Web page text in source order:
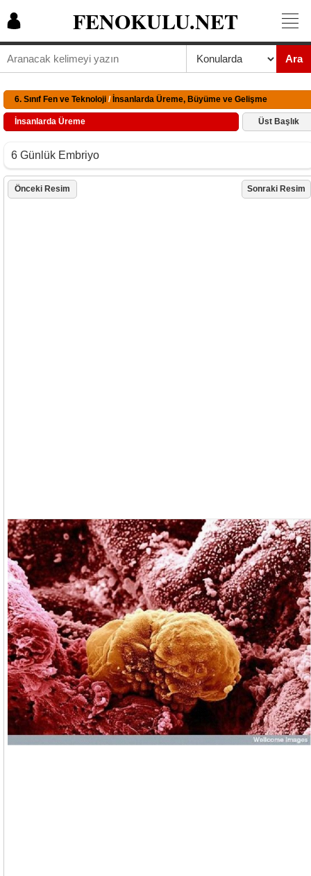
FENOKULU.NET
Ara
6. Sınıf Fen ve Teknoloji / İnsanlarda Üreme, Büyüme ve Gelişme
İnsanlarda Üreme Üst Başlık
6 Günlük Embriyo
Önceki Resim Sonraki Resim